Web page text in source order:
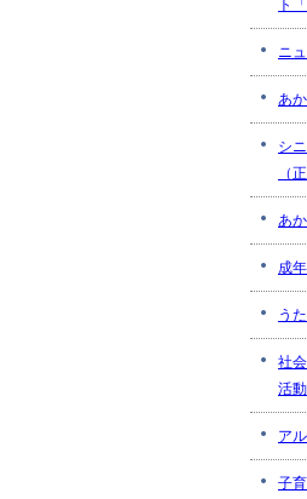
ト
ニ
あ
シ
（
あ
成
う
社
活動
ア
子